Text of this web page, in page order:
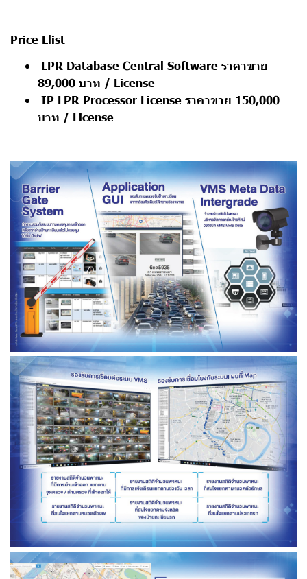
Price Llist
LPR Database Central Software ราคาขาย
89,000 บาท / License
IP LPR Processor License ราคาขาย 150,000
บาท / License